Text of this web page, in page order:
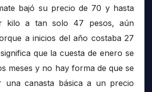
bajó su precio de 70 y hasta
kilo a tan solo 47 pesos, aún
a inicios del año costaba 27
que la cuesta de enero se
meses y no hay forma de que se
una canasta básica a un precio